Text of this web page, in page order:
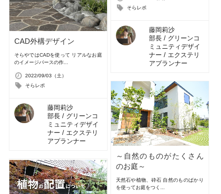
そらレポ
藤岡莉沙
部長 / グリーンコ
ミュニティデザイ
ナー / エクステリ
アプランナー
CAD外構デザイン
そらやではCADを使って リアルなお庭
のイメージパースの作...
2022/09/03（土）
そらレポ
藤岡莉沙
部長 / グリーンコ
ミュニティデザイ
ナー / エクステリ
アプランナー
～自然のものがたくさん
のお庭～
天然石や植物、砕石 自然のものばかり
を使ってお庭をつく...